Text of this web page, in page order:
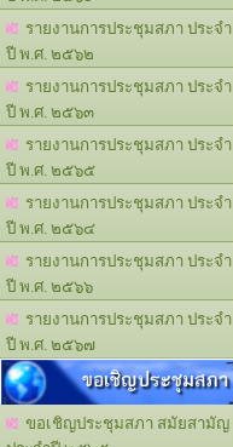
รายงานการประชุมสภา ประจำ
ปี พ.ศ. ๒๕๖๒
รายงานการประชุมสภา ประจำ
ปี พ.ศ. ๒๕๖๓
รายงานการประชุมสภา ประจำ
ปี พ.ศ. ๒๕๖๕
รายงานการประชุมสภา ประจำ
ปี พ.ศ. ๒๕๖๔
รายงานการประชุมสภา ประจำ
ปี พ.ศ. ๒๕๖๖
รายงานการประชุมสภา ประจำ
ปี พ.ศ. ๒๕๖๗
ขอเชิญประชุมสภา
ขอเชิญประชุมสภา สมัยสามัญ